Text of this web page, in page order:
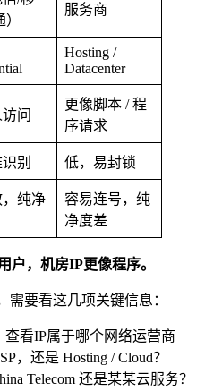
服务商
Hosting /
Datacenter
问
更像脚本 / 程
序请求
别 低，易封锁
，纯净
容易连号，纯
净度差
户，机房IP更像程序。
需要看这几项关键信息：
查看IP属于哪个网络运营商
，还是 Hosting / Cloud？
Telecom 还是某某云服务？